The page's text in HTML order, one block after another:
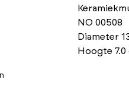
NO 00508
Diameter
Hoogte 7.0